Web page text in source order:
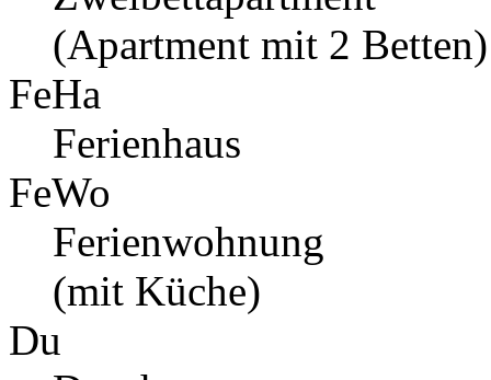
(Apartment mit 2 Betten)
FeHa
Ferienhaus
FeWo
Ferienwohnung
(mit Küche)
Du